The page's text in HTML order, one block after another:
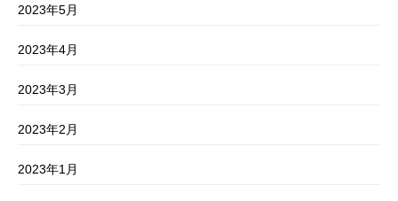
2023年5月
2023年4月
2023年3月
2023年2月
2023年1月